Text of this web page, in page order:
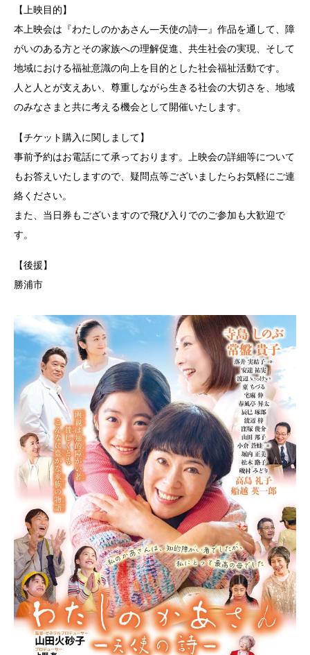
【上映目的】
本上映会は『わたしのかあさん―天使の詩―』作品を通して、障
がいのある方とその家族への理解促進、共生社会の実現、そして
地域における福祉意識の向上を目的とした社会福祉活動です。
人と人とが支えあい、尊重しながら生きる社会の大切さを、地域
のみなさまと共に考える機会として開催いたします。
【チケット購入に関しまして】
事前予約はお電話にて承っております。上映会の詳細等について
もお答えいたしますので、疑問点等ございましたらお気軽にご連
絡ください。
また、当日券もございますので飛び入りでのご参加も大歓迎で
す。
【後援】
勝浦市